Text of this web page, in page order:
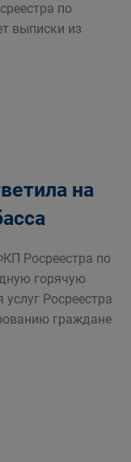
по
выписки из
на
Росреестра по
горячую
Росреестра
граждане